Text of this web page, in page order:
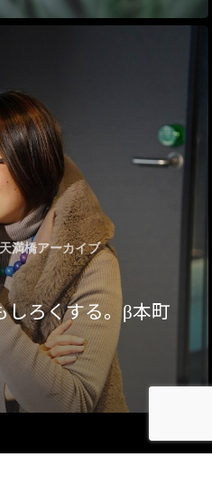
天満橋アーカイブ
しろくする。β本町
Category
アート／文化／音楽
クラフト
コミュニティ／まちづ
ビジネス／起業／経営
医療／健康／福祉
教育／哲学
食
アクセス
お問い合わせ
About Hyper Engawa
E:info@hyper-
F: